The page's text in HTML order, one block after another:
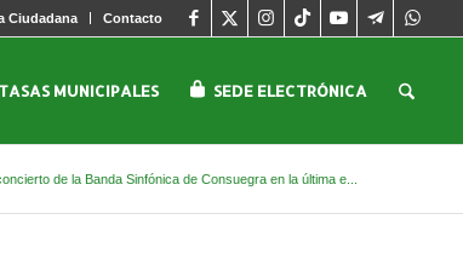
Ciudadana Contacto
MUNICIPALES SEDE ELECTRÓNICA
de la Banda Sinfónica de Consuegra en la última e...